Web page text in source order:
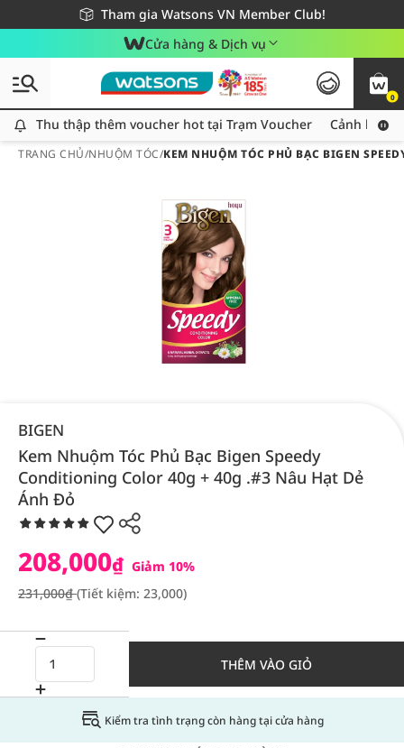
Tham gia Watsons VN Member Club!
Miễn phí giao hàng cho đơn hàng từ 249,000Đ
Giao hàng nhanh 24h - Áp dụng khu vực TP. Hồ Chí Minh
Cửa hàng & Dịch vụ
0
Thu thập thêm voucher hot tại Trạm Voucher
Thu thập thêm voucher hot tại Trạm Voucher Cảnh báo
TRANG CHỦ/NHUỘM TÓC/KEM NHUỘM TÓC PHỦ BẠC BIGEN
BIGEN
Kem Nhuộm Tóc Phủ Bạc Bigen Speedy
Conditioning Color 40g + 40g .#3 Nâu Hạt Dẻ
Ánh Đỏ
208,000₫ Giảm 10%
231,000₫(Tiết kiệm: 23,000)
THÊM VÀO GIỎ
Kiểm tra tình trạng còn hàng tại cửa hàng